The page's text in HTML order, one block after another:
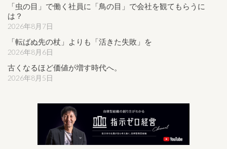
「虫の目」で働く社員に「鳥の目」で会社を観てもらうに
は？
2026年8月7日
「転ばぬ先の杖」よりも「活きた失敗」を
2026年8月6日
古くなるほど価値が増す時代へ。
2026年8月5日